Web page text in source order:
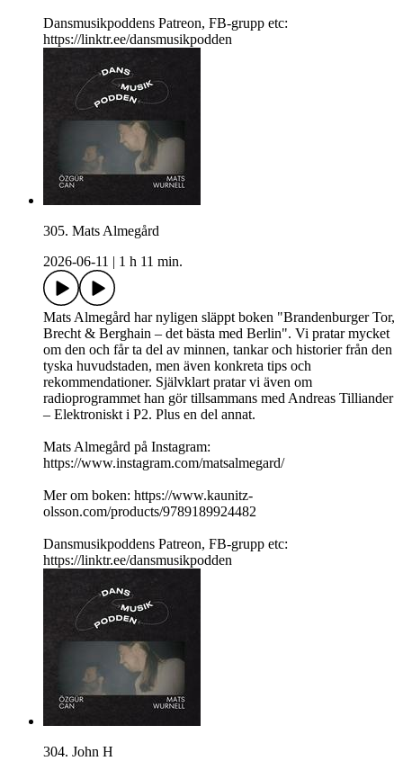
Dansmusikpoddens Patreon, FB-grupp etc:
https://linktr.ee/dansmusikpodden
305. Mats Almegård
2026-06-11
1 h 11 min.
Mats Almegård har nyligen släppt boken "Brandenburger Tor,
Brecht & Berghain – det bästa med Berlin". Vi pratar mycket
om den och får ta del av minnen, tankar och historier från den
tyska huvudstaden, men även konkreta tips och
rekommendationer. Självklart pratar vi även om
radioprogrammet han gör tillsammans med Andreas Tilliander
– Elektroniskt i P2. Plus en del annat.
Mats Almegård på Instagram:
https://www.instagram.com/matsalmegard/
Mer om boken: https://www.kaunitz-
olsson.com/products/9789189924482
Dansmusikpoddens Patreon, FB-grupp etc:
https://linktr.ee/dansmusikpodden
304. John H